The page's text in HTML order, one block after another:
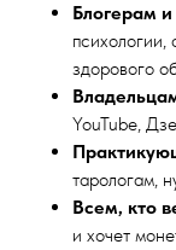
Блогерам
психологии,
здорового
YouTube,
тарологам,
Всем, кто
и хочет